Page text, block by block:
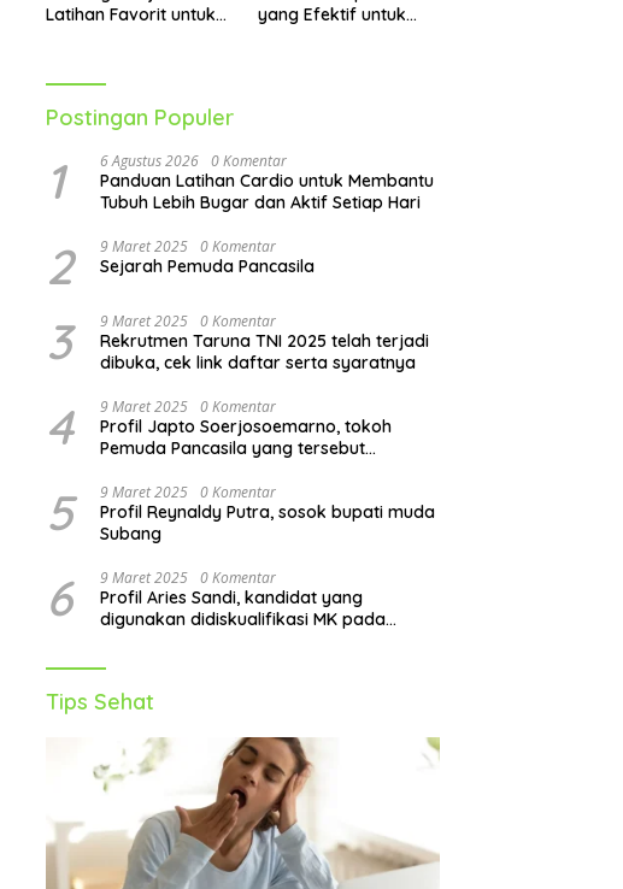
Latihan Favorit untuk
yang Efektif untuk
Postingan Populer
1 6 Agustus 2026 0 Komentar
Panduan Latihan Cardio untuk Membantu
Tubuh Lebih Bugar dan Aktif Setiap Hari
2 9 Maret 2025 0 Komentar
Sejarah Pemuda Pancasila
3 9 Maret 2025 0 Komentar
Rekrutmen Taruna TNI 2025 telah terjadi
dibuka, cek link daftar serta syaratnya
4 9 Maret 2025 0 Komentar
Profil Japto Soerjosoemarno, tokoh
Pemuda Pancasila yang tersebut
5 9 Maret 2025 0 Komentar
Profil Reynaldy Putra, sosok bupati muda
Subang
6 9 Maret 2025 0 Komentar
Profil Aries Sandi, kandidat yang
digunakan didiskualifikasi MK pada
Tips Sehat